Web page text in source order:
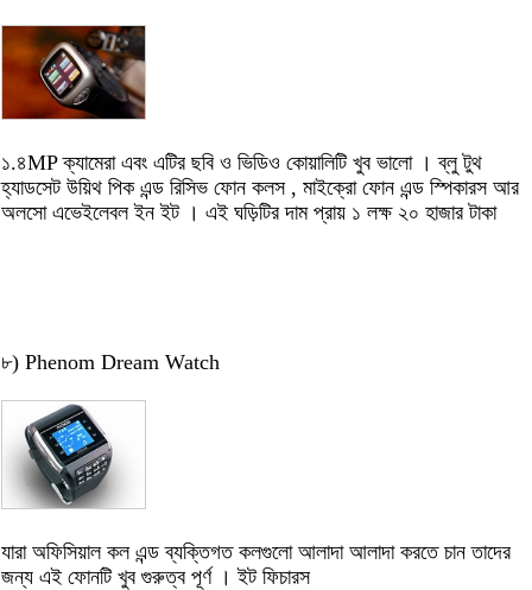
১.৪MP ক্যামেরা এবং এটির ছবি ও ভিডিও কোয়ালিটি খুব ভালো । ব্লু টুথ
হ্যাডসেট উয়িথ পিক এন্ড রিসিভ ফোন কলস , মাইক্রো ফোন এন্ড স্পিকারস আর
অলসো এভেইলেবল ইন ইট । এই ঘড়িটির দাম প্রায় ১ লক্ষ ২০ হাজার টাকা
৮) Phenom Dream Watch
যারা অফিসিয়াল কল এন্ড ব্যক্তিগত কলগুলো আলাদা আলাদা করতে চান তাদের
জন্য এই ফোনটি খুব গুরুত্ব পূর্ণ । ইট ফিচারস